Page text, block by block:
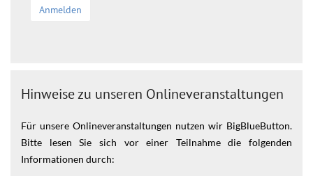
Anmelden
Hinweise zu unseren Onlineveranstaltungen
Für unsere Onlineveranstaltungen nutzen wir BigBlueButton.
Bitte lesen Sie sich vor einer Teilnahme die folgenden
Informationen durch: